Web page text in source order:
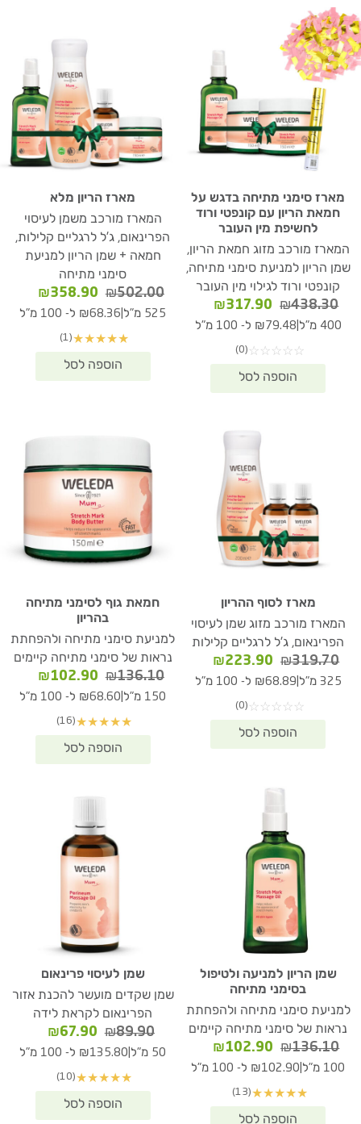
מארז סימני מתיחה בדגש על
חמאת הריון עם קונפטי ורוד
לחשיפת מין העובר
המארז מורכב מזוג חמאת הריון,
שמן הריון למניעת סימני מתיחה,
קונפטי ורוד לגילוי מין העובר
₪438.30
המחיר
המקורי
₪438.30.
₪317.90
המחיר
הנוכחי
400 מ"ל ₪79.48 ל- 100 מ"ל
☆
☆
☆
☆
☆
(0)
מארז הריון מלא
המארז מורכב משמן לעיסוי
הפרינאום, ג'ל לרגליים קלילות,
חמאה + שמן הריון למניעת
סימני מתיחה
₪502.00
המחיר
המקורי
₪502.00.
₪358.90
הנוכחי
525 מ"ל ₪68.36 ל- 100 מ"ל
★
★
★
★
★
(1)
מארז לסוף ההריון
המארז מורכב מזוג שמן לעיסוי
הפרינאום, ג'ל לרגליים קלילות
₪319.70
המחיר
המקורי
₪319.70.
₪223.90
המחיר
הנוכחי
325 מ"ל ₪68.89 ל- 100 מ"ל
☆
☆
☆
☆
☆
(0)
חמאת גוף לסימני מתיחה
בהריון
למניעת סימני מתיחה ולהפחתת
נראות של סימני מתיחה קיימים
₪136.10
המחיר
המקורי
₪136.10.
₪102.90
הנוכחי
150 מ"ל ₪68.60 ל- 100 מ"ל
★
★
★
★
★
(16)
שמן הריון למניעה ולטיפול
בסימני מתיחה
למניעת סימני מתיחה ולהפחתת
נראות של סימני מתיחה קיימים
₪136.10
המחיר
המקורי
₪136.10.
₪102.90
המחיר
הנוכחי
100 מ"ל ₪102.90 ל- 100 מ"ל
★
★
★
★
★
(13)
שמן לעיסוי פרינאום
שמן שקדים מועשר להכנת אזור
הפרינאום לקראת לידה
₪89.90
המחיר
המקורי
₪89.90.
₪67.90
הנוכחי
50 מ"ל ₪135.80 ל- 100 מ"ל
★
★
★
★
★
(10)